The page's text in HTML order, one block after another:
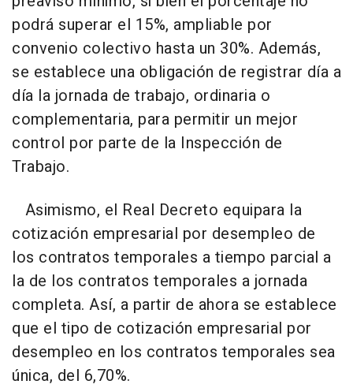
podrá superar el 15%, ampliable por
convenio colectivo hasta un 30%. Además,
se establece una obligación de registrar día a
día la jornada de trabajo, ordinaria o
complementaria, para permitir un mejor
control por parte de la Inspección de
Trabajo.
Asimismo, el Real Decreto equipara la
cotización empresarial por desempleo de
los contratos temporales a tiempo parcial a
la de los contratos temporales a jornada
completa. Así, a partir de ahora se establece
que el tipo de cotización empresarial por
desempleo en los contratos temporales sea
única, del 6,70%.